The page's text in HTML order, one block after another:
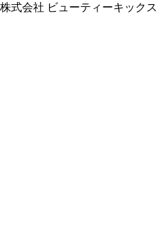
株式会社 ビューティーキックス